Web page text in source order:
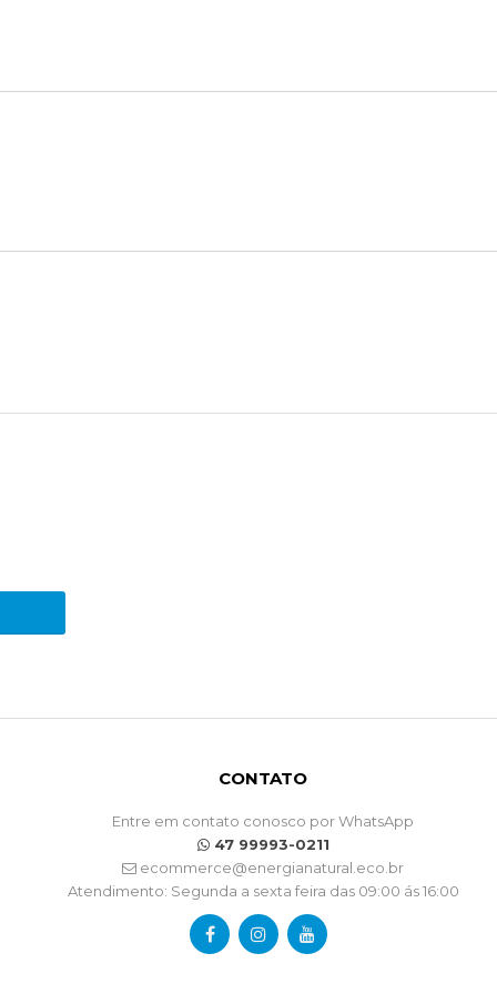
CONTATO
Entre em contato conosco por WhatsApp
47 99993-0211
ecommerce@energianatural.eco.br
Atendimento: Segunda a sexta feira das 09:00 ás 16:00